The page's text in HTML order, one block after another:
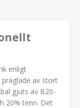
enligt
av stort
gjuts av B20-
20% tenn. Det